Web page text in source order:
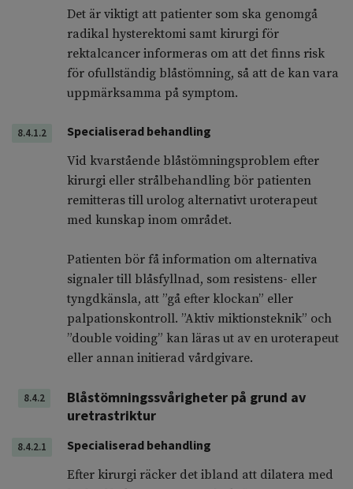
Det är viktigt att patienter som ska genomgå
radikal hysterektomi samt kirurgi för
rektalcancer informeras om att det finns risk
för ofullständig blåstömning, så att de kan vara
uppmärksamma på symptom.
8.4.1.2
Specialiserad behandling
Vid kvarstående blåstömningsproblem efter
kirurgi eller strålbehandling bör patienten
remitteras till urolog alternativt uroterapeut
med kunskap inom området.
Patienten bör få information om alternativa
signaler till blåsfyllnad, som resistens- eller
tyngdkänsla, att ”gå efter klockan” eller
palpationskontroll. ”Aktiv miktionsteknik” och
”double voiding” kan läras ut av en uroterapeut
eller annan initierad vårdgivare.
8.4.2
Blåstömningssvårigheter på grund av
uretrastriktur
8.4.2.1
Specialiserad behandling
Efter kirurgi räcker det ibland att dilatera med